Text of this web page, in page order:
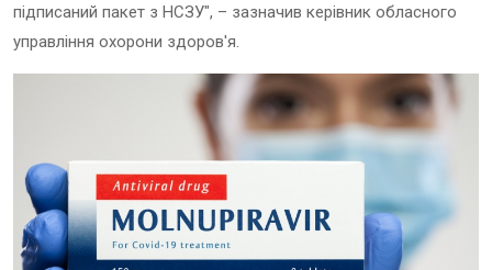
підписаний пакет з НСЗУ", – зазначив керівник обласного
управління охорони здоров'я.